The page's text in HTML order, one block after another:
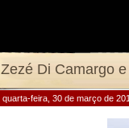
Zezé Di Camargo
quarta-feira, 30 de março de